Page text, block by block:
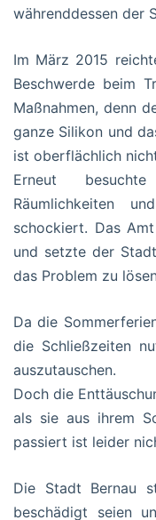
währenddessen der
Im März 2015
Beschwerde beim
Maßnahmen, denn
ganze Silikon und
ist oberflächlich
Erneut
Räumlichkeiten
schockiert. Das
und setzte der
das Problem zu
Da die
die Schließzeiten
auszutauschen.
Doch die
als sie aus ihrem
passiert ist leider
Die Stadt Bernau
beschädigt seien